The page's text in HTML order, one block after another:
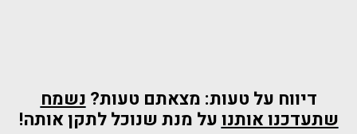
דיווח על טעות: מצאתם טעות? נשמח
שתעדכנו אותנועל מנת שנוכל לתקן אותה!